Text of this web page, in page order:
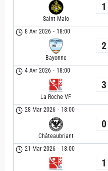
Saint-Malo
1
8 Avr 2026 - 18:00
Bayonne
2
4 Avr 2026 - 18:00
La Roche VF
3
28 Mar 2026 - 18:00
Châteaubriant
0
21 Mar 2026 - 18:00
1